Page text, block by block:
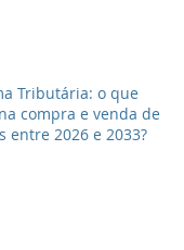
Tributária: o que
compra e venda de
entre 2026 e 2033?